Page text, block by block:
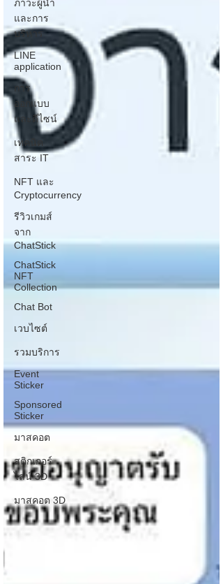
ภาวะผู้นำ
และการ
บริหาร
LINE
application
การ
ออกแบบ
และดีไซน์
เทคนิค
สาระ IT
NFT และ
Cryptocurrency
รีวิวเกมส์
จาก
ChatStick
ChatStick
NFT
Collection
Chat Bot
เวบไซต์
รวมบริการ
Event
Sticker
Sponsored
Sticker
มาสคอต
สติกเกอร์
ไลน์ 3D
มาสคอต 3D